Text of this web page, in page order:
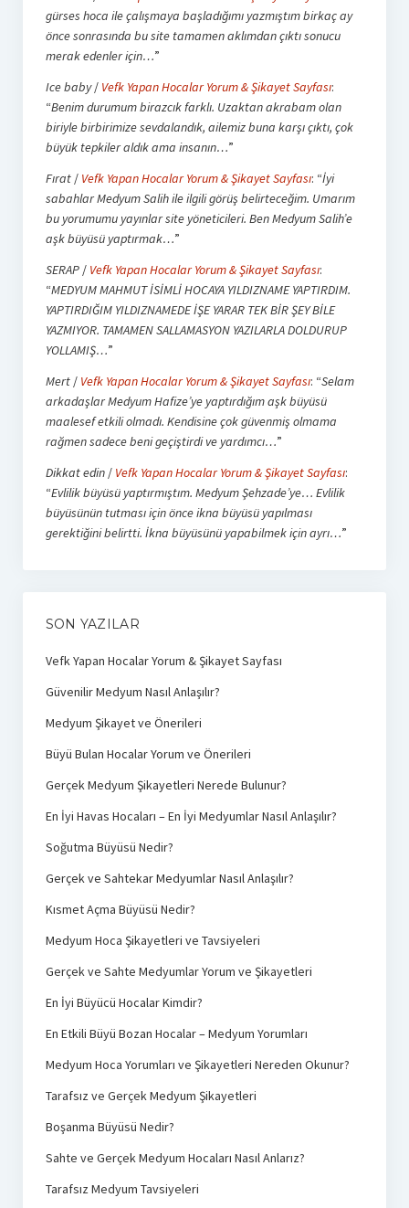
gürses hoca ile çalışmaya başladığımı yazmıştım birkaç ay
önce sonrasında bu site tamamen aklımdan çıktı sonucu
merak edenler için…”
Ice baby/ Vefk Yapan Hocalar Yorum & Şikayet Sayfası:
“Benim durumum birazcık farklı. Uzaktan akrabam olan
biriyle birbirimize sevdalandık, ailemiz buna karşı çıktı, çok
büyük tepkiler aldık ama insanın…”
Fırat/ Vefk Yapan Hocalar Yorum & Şikayet Sayfası: “İyi
sabahlar Medyum Salih ile ilgili görüş belirteceğim. Umarım
bu yorumumu yayınlar site yöneticileri. Ben Medyum Salih’e
aşk büyüsü yaptırmak…”
SERAP/ Vefk Yapan Hocalar Yorum & Şikayet Sayfası:
“MEDYUM MAHMUT İSİMLİ HOCAYA YILDIZNAME YAPTIRDIM.
YAPTIRDIĞIM YILDIZNAMEDE İŞE YARAR TEK BİR ŞEY BİLE
YAZMIYOR. TAMAMEN SALLAMASYON YAZILARLA DOLDURUP
YOLLAMIŞ…”
Mert/ Vefk Yapan Hocalar Yorum & Şikayet Sayfası: “Selam
arkadaşlar Medyum Hafize’ye yaptırdığım aşk büyüsü
maalesef etkili olmadı. Kendisine çok güvenmiş olmama
rağmen sadece beni geçiştirdi ve yardımcı…”
Dikkat edin/ Vefk Yapan Hocalar Yorum & Şikayet Sayfası:
“Evlilik büyüsü yaptırmıştım. Medyum Şehzade’ye… Evlilik
büyüsünün tutması için önce ikna büyüsü yapılması
gerektiğini belirtti. İkna büyüsünü yapabilmek için ayrı…”
SON YAZILAR
Vefk Yapan Hocalar Yorum & Şikayet Sayfası
Güvenilir Medyum Nasıl Anlaşılır?
Medyum Şikayet ve Önerileri
Büyü Bulan Hocalar Yorum ve Önerileri
Gerçek Medyum Şikayetleri Nerede Bulunur?
En İyi Havas Hocaları – En İyi Medyumlar Nasıl Anlaşılır?
Soğutma Büyüsü Nedir?
Gerçek ve Sahtekar Medyumlar Nasıl Anlaşılır?
Kısmet Açma Büyüsü Nedir?
Medyum Hoca Şikayetleri ve Tavsiyeleri
Gerçek ve Sahte Medyumlar Yorum ve Şikayetleri
En İyi Büyücü Hocalar Kimdir?
En Etkili Büyü Bozan Hocalar – Medyum Yorumları
Medyum Hoca Yorumları ve Şikayetleri Nereden Okunur?
Tarafsız ve Gerçek Medyum Şikayetleri
Boşanma Büyüsü Nedir?
Sahte ve Gerçek Medyum Hocaları Nasıl Anlarız?
Tarafsız Medyum Tavsiyeleri